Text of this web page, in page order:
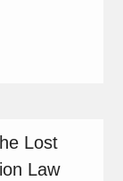
Lost
Law